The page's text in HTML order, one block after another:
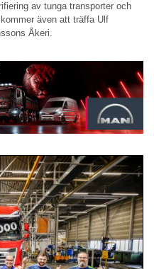
av tunga transporter och
även att träffa Ulf
Åkeri.